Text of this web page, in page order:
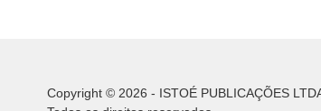
Copyright © 2026 - ISTOÉ PUBLICAÇÕES